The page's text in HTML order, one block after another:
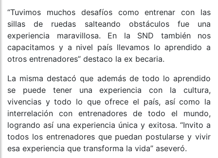
“Tuvimos muchos desafíos como entrenar con las
sillas de ruedas salteando obstáculos fue una
experiencia maravillosa. En la SND también nos
capacitamos y a nivel país llevamos lo aprendido a
otros entrenadores” destaco la ex becaria.
La misma destacó que además de todo lo aprendido
se puede tener una experiencia con la cultura,
vivencias y todo lo que ofrece el país, así como la
interrelación con entrenadores de todo el mundo,
logrando así una experiencia única y exitosa. “Invito a
todos los entrenadores que puedan postularse y vivir
esa experiencia que transforma la vida” aseveró.